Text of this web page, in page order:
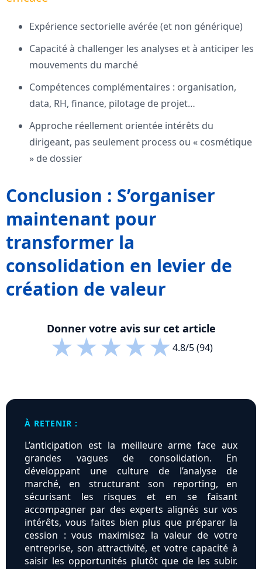
Expérience sectorielle avérée (et non générique)
Capacité à challenger les analyses et à anticiper les
mouvements du marché
Compétences complémentaires : organisation,
data, RH, finance, pilotage de projet…
Approche réellement orientée intérêts du
dirigeant, pas seulement process ou « cosmétique
» de dossier
Conclusion : S’organiser
maintenant pour
transformer la
consolidation en levier de
création de valeur
Donner votre avis sur cet article
★★★★★4.8/5 (94)
À RETENIR :
L’anticipation est la meilleure arme face aux
grandes vagues de consolidation. En
développant une culture de l’analyse de
marché, en structurant son reporting, en
sécurisant les risques et en se faisant
accompagner par des experts alignés sur vos
intérêts, vous faites bien plus que préparer la
cession : vous maximisez la valeur de votre
entreprise, son attractivité, et votre capacité à
saisir les opportunités plutôt que de les subir.